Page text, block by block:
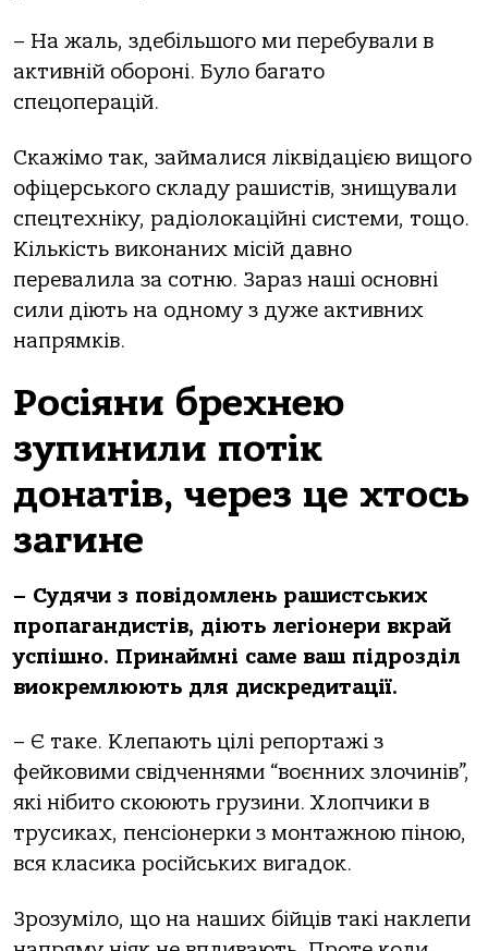
– На жаль, здебільшого ми перебували в
активній обороні. Було багато
спецоперацій.
Скажімо так, займалися ліквідацією вищого
офіцерського складу рашистів, знищували
спецтехніку, радіолокаційні системи, тощо.
Кількість виконаних місій давно
перевалила за сотню. Зараз наші основні
сили діють на одному з дуже активних
напрямків.
Росіяни брехнею
зупинили потік
донатів, через це хтось
загине
– Судячи з повідомлень рашистських
пропагандистів, діють легіонери вкрай
успішно. Принаймні саме ваш підрозділ
виокремлюють для дискредитації.
– Є таке. Клепають цілі репортажі з
фейковими свідченнями “воєнних злочинів”,
які нібито скоюють грузини. Хлопчики в
трусиках, пенсіонерки з монтажною піною,
вся класика російських вигадок.
Зрозуміло, що на наших бійців такі наклепи